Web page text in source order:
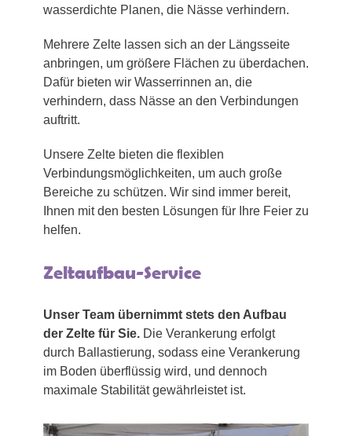
wasserdichte Planen, die Nässe verhindern.
Mehrere Zelte lassen sich an der Längsseite
anbringen, um größere Flächen zu überdachen.
Dafür bieten wir Wasserrinnen an, die
verhindern, dass Nässe an den Verbindungen
auftritt.
Unsere Zelte bieten die flexiblen
Verbindungsmöglichkeiten, um auch große
Bereiche zu schützen. Wir sind immer bereit,
Ihnen mit den besten Lösungen für Ihre Feier zu
helfen.
Zeltaufbau-Service
Unser Team übernimmt stets den Aufbau
der Zelte für Sie. Die Verankerung erfolgt
durch Ballastierung, sodass eine Verankerung
im Boden überflüssig wird, und dennoch
maximale Stabilität gewährleistet ist.